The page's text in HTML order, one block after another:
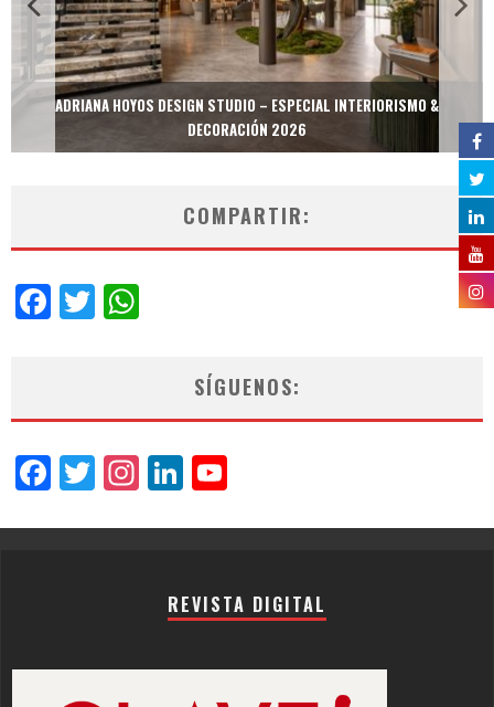
ADRIANA HOYOS DESIGN STUDIO – ESPECIAL INTERIORISMO &
DECORACIÓN 2026
COMPARTIR:
Facebook
Twitter
SÍGUENOS:
Facebook
Twitter
Instagram
LinkedIn
REVISTA DIGITAL